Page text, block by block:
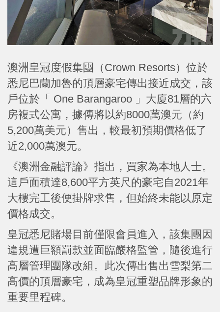
澳洲皇冠度假集團（Crown Resorts）位於
悉尼巴蘭加魯的頂層豪宅傳出接近成交，該
戶位於「 One Barangaroo 」大廈81層的六
房複式公寓，據傳將以約8000萬澳元（約
5,200萬美元）售出，較最初預期價格低了
近2,000萬澳元。
《澳洲金融評論》指出，買家為本地人士。
這戶面積達8,600平方英尺的豪宅自2021年
大樓完工後便掛牌求售，但始終未能以原定
價格成交。
皇冠悉尼賭場目前僅限會員進入，該集團因
違規遭巨額罰款並面臨嚴格監管，隨後進行
高層管理團隊改組。此次傳出售出雪梨第二
高價的頂層豪宅，成為皇冠重塑品牌形象的
重要里程碑。